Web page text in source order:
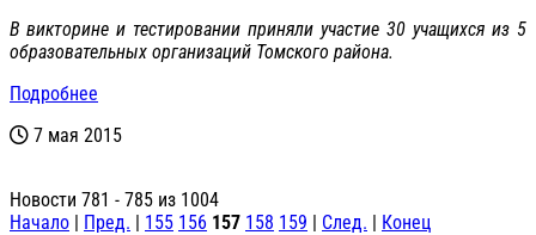
В викторине и тестировании приняли участие 30 учащихся из 5
образовательных организаций Томского района.
Подробнее
7 мая 2015
Новости 781 - 785 из 1004
Начало | Пред. | 155 156 157 158 159 | След. | Конец